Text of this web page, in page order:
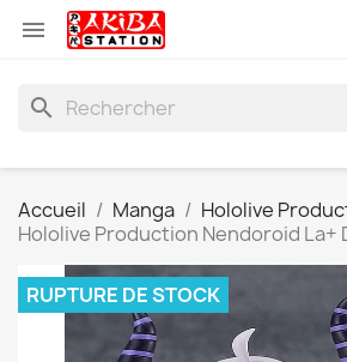

search
Accueil Manga Hololive
Hololive Production Nendoroid La+
RUPTURE DE STOCK